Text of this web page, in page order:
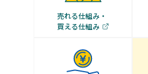
売れる仕組み・
買える仕組み